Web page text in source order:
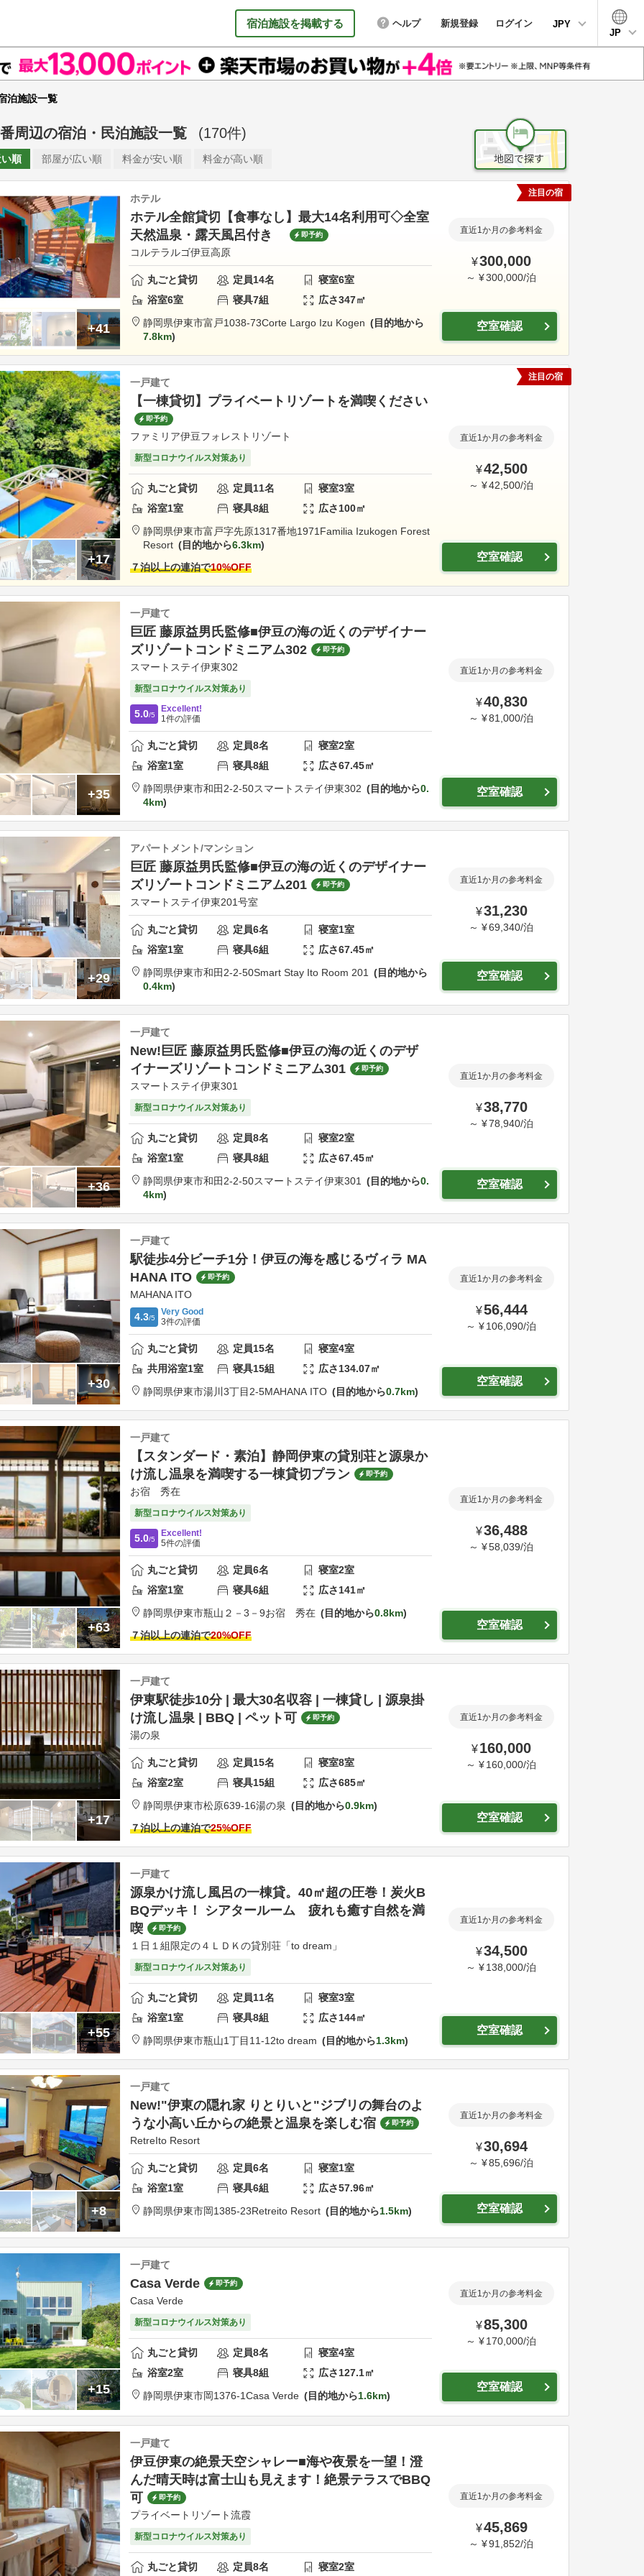
宿泊施設を掲載する ヘルプ 新規登録 ログイン
JPY
JP
泊施設一覧
周辺の宿泊・民泊施設一覧 (170件)
順 部屋が広い順 料金が安い順 料金が高い順
+41
ホテル
ホテル全館貸切【食事なし】最大14名利用可◇全室
天然温泉・露天風呂付き
即予約
コルテラルゴ伊豆高原
丸ごと貸切 定員14名 寝室6室
浴室6室 寝具7組 広さ347㎡
静岡県伊東市富戸1038-73Corte Largo Izu Kogen
目的地から
7.8km
直近1か月の参考料金
¥300,000
～ ¥300,000/泊
空室確認
注目の宿
+17
一戸建て
【一棟貸切】プライベートリゾートを満喫ください
即予約
ファミリア伊豆フォレストリゾート
新型コロナウイルス対策あり
丸ごと貸切 定員11名 寝室3室
浴室1室 寝具8組 広さ100㎡
静岡県伊東市富戸字先原1317番地1971 Familia Izukogen Forest
Resort
目的地から6.3km
７泊以上の連泊で10%OFF
直近1か月の参考料金
¥42,500
～ ¥42,500/泊
空室確認
注目の宿
+35
一戸建て
巨匠 藤原益男氏監修■伊豆の海の近くのデザイナー
ズリゾートコンドミニアム302
即予約
スマートステイ伊東302
新型コロナウイルス対策あり
5.0/5
Excellent!
1 件の評価
丸ごと貸切 定員8名 寝室2室
浴室1室 寝具8組 広さ67.45㎡
静岡県伊東市和田2-2-50スマートステイ伊東302 目的地から0.
4km
直近1か月の参考料金
¥40,830
～ ¥81,000/泊
空室確認
+29
アパートメント/マンション
巨匠 藤原益男氏監修■伊豆の海の近くのデザイナー
ズリゾートコンドミニアム201
即予約
スマートステイ伊東201号室
丸ごと貸切 定員6名 寝室1室
浴室1室 寝具6組 広さ67.45㎡
静岡県伊東市和田2-2-50Smart Stay Ito Room 201
目的地から
0.4km
直近1か月の参考料金
¥31,230
～ ¥69,340/泊
空室確認
+36
一戸建て
New!巨匠 藤原益男氏監修■伊豆の海の近くのデザ
イナーズリゾートコンドミニアム301
即予約
スマートステイ伊東301
新型コロナウイルス対策あり
丸ごと貸切 定員8名 寝室2室
浴室1室 寝具8組 広さ67.45㎡
静岡県伊東市和田2-2-50スマートステイ伊東301 目的地から0.
4km
直近1か月の参考料金
¥38,770
～ ¥78,940/泊
空室確認
+30
一戸建て
駅徒歩4分ビーチ1分！伊豆の海を感じるヴィラ MA
HANA ITO
即予約
MAHANA ITO
4.3/5
Very Good
3件の評価
丸ごと貸切 定員15名 寝室4室
共用浴室1室 寝具15組 広さ134.07㎡
静岡県伊東市湯川3丁目2-5MAHANA ITO 目的地から0.7km
直近1か月の参考料金
¥56,444
～ ¥ 106,090/泊
空室確認
+63
一戸建て
【スタンダード・素泊】静岡伊東の貸別荘と源泉か
け流し温泉を満喫する一棟貸切プラン
即予約
お宿 秀在
新型コロナウイルス対策あり
5.0/5
Excellent!
5件の評価
丸ごと貸切 定員6名 寝室2室
浴室1室 寝具6組 広さ141㎡
静岡県伊東市瓶山２－3－9お宿 秀在 目的地から0.8km
７泊以上の連泊で20%OFF
直近1か月の参考料金
¥36,488
～ ¥58,039/泊
空室確認
+17
一戸建て
伊東駅徒歩10分 | 最大30名収容 | 一棟貸し | 源泉掛
け流し温泉 | BBQ | ペット可
即予約
湯の泉
丸ごと貸切 定員15名 寝室8室
浴室2室 寝具15組 広さ685㎡
静岡県伊東市松原639-16湯の泉 目的地から0.9km
７泊以上の連泊で25%OFF
直近1か月の参考料金
¥160,000
～ ¥ 160,000/泊
空室確認
+55
一戸建て
源泉かけ流し風呂の一棟貸。40㎡超の圧巻！炭火B
BQデッキ！ シアタールーム 疲れも癒す自然を満
喫
即予約
１日１組限定の４ＬＤＫの貸別荘「to dream」
新型コロナウイルス対策あり
丸ごと貸切 定員11名 寝室3室
浴室1室 寝具8組 広さ144㎡
静岡県伊東市瓶山1丁目11-12to dream 目的地から1.3km
直近1か月の参考料金
¥34,500
～ ¥ 138,000/泊
空室確認
+8
一戸建て
New!"伊東の隠れ家 りとりいと"ジブリの舞台のよ
うな小高い丘からの絶景と温泉を楽しむ宿
即予約
RetreIto Resort
丸ごと貸切 定員6名 寝室1室
浴室1室 寝具6組 広さ57.96㎡
静岡県伊東市岡1385-23Retreito Resort 目的地から1.5km
直近1か月の参考料金
¥30,694
～ ¥85,696/泊
空室確認
+15
一戸建て
Casa Verde 即予約
Casa Verde
新型コロナウイルス対策あり
丸ごと貸切 定員8名 寝室4室
浴室2室 寝具8組 広さ127.1㎡
静岡県伊東市岡1376-1Casa Verde 目的地から1.6km
直近1か月の参考料金
¥85,300
～ ¥ 170,000/泊
空室確認
一戸建て
伊豆伊東の絶景天空シャレー■海や夜景を一望！澄
んだ晴天時は富士山も見えます！絶景テラスでBBQ
可
即予約
プライベートリゾート流霞
新型コロナウイルス対策あり
丸ごと貸切 定員8名 寝室2室
直近1か月の参考料金
¥45,869
～ ¥91,852/泊